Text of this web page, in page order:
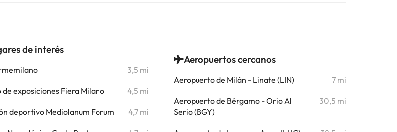
de interés
3,5 mi
de exposiciones Fiera Milano 4,5 mi
deportivo Mediolanum Forum 4,7 mi
Aeropuertos cercanos
Aeropuerto de Milán - Linate (LIN) 7 mi
Aeropuerto de Bérgamo - Orio Al
Serio (BGY)
30,5 mi